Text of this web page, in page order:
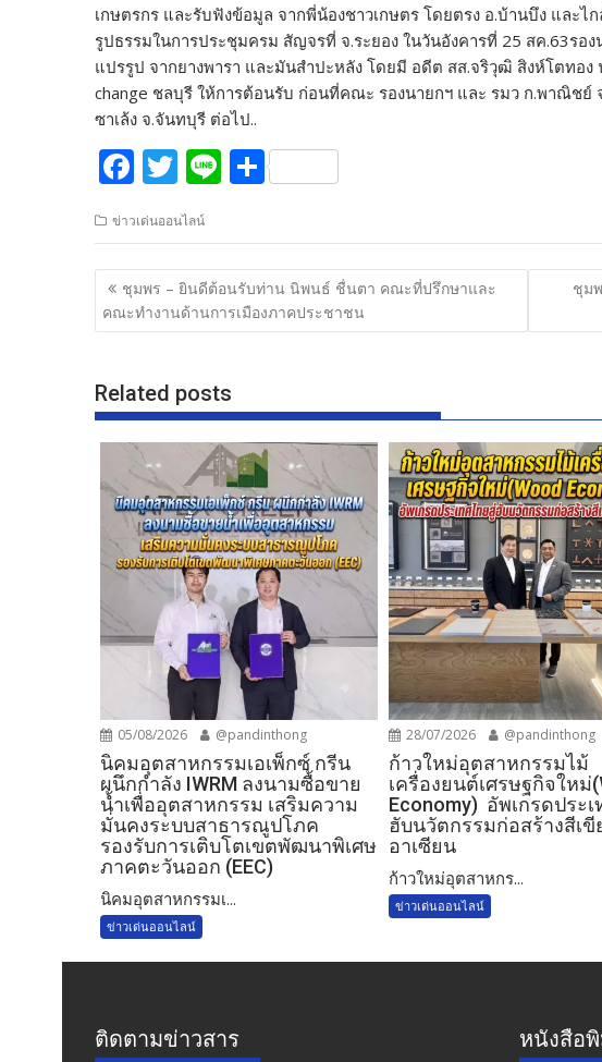
เกษตรกร และรับฟังข้อมูล จากพี่น้องชาวเกษตร โดยตรง อ.บ้านบึง และไ
รูปธรรมในการประชุมครม สัญจรที่ จ.ระยอง ในวันอังคารที่ 25 สค.63ร
แปรรูป จากยางพารา และมันสำปะหลัง โดยมี อดีต สส.จริวุฒิ สิงห์โตทอ
change ชลบุรี ให้การต้อนรับ ก่อนที่คณะ รองนายกฯ และ รมว ก.พาณิช
ซาเล้ง จ.จันทบุรี ต่อไป..
F
e
b
o
o
k
T
w
itt
er
Li
e
S
ar
e
ข่าวเด่นออนไลน์
แนะแนว
เรื่อง
ชุมพร – ยินดีต้อนรับท่าน นิพนธ์ ชื่นตา คณะที่ปรึกษาและ
คณะทำงานด้านการเมืองภาคประชาชน
ชุม
Related posts
05/08/2026 @pandinthong
​นิคมอุตสาหกรรมเอเพ็กซ์ กรีน
ผนึกกำลัง IWRM ลงนามซื้อขาย
น้ำเพื่ออุตสาหกรรม เสริมความ
มั่นคงระบบสาธารณูปโภค
รองรับการเติบโตเขตพัฒนาพิเศษ
ภาคตะวันออก (EEC)
​นิคมอุตสาหกรรมเ...
ข่าวเด่นออนไลน์
28/07/2026 @pandinthong
ก้าวใหม่อุตสาหกรรมไม้
เครื่องยนต์เศรษฐกิจใหม่
Economy) อัพเกรดประ
ฮับนวัตกรรมก่อสร้างสีเขี
อาเซียน
ก้าวใหม่อุตสาหกร...
ข่าวเด่นออนไลน์
ติดตามข่าวสาร หนังสือ